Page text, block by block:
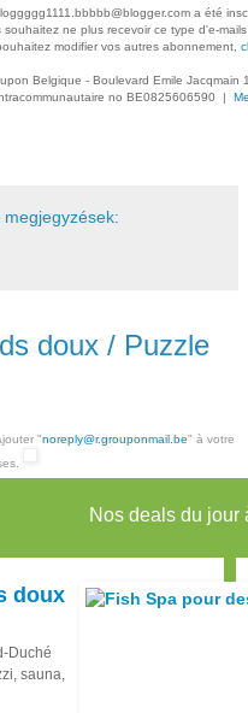
a été
ne plus recevoir ce type d'e-
modifier vos autres abonnement,
Belgique - Boulevard Emile Jacqmain
no BE0825606590 |
megjegyzések:
doux / Puzzle
"noreply@r.grouponmail.be" à votre
Nos deals du jour
doux
Duché
sauna,